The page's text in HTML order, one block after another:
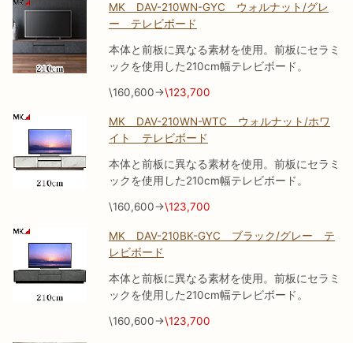
MK DAV-210WN-GYC ウォルナット/グレ
ー テレビボード
本体と前板に異なる素材を使用。前板にセラミ
ックを使用した210cm幅テレビボード。
\160,600→\123,700
MK DAV-210WN-WTC ウォルナット/ホワ
イト テレビボード
本体と前板に異なる素材を使用。前板にセラミ
ックを使用した210cm幅テレビボード。
\160,600→\123,700
MK DAV-210BK-GYC ブラック/グレー テ
レビボード
本体と前板に異なる素材を使用。前板にセラミ
ックを使用した210cm幅テレビボード。
\160,600→\123,700